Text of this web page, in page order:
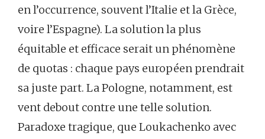
en l’occurrence, souvent l’Italie et la Grèce,
voire l’Espagne). La solution la plus
équitable et efficace serait un phénomène
de quotas : chaque pays européen prendrait
sa juste part. La Pologne, notamment, est
vent debout contre une telle solution.
Paradoxe tragique, que Loukachenko avec